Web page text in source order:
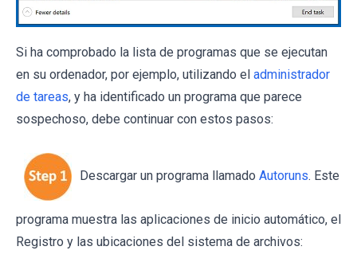
Si ha comprobado la lista de programas que se ejecutan
en su ordenador, por ejemplo, utilizando el administrador
de tareas, y ha identificado un programa que parece
sospechoso, debe continuar con estos pasos:
Descargar un programa llamado Autoruns. Este
programa muestra las aplicaciones de inicio automático, el
Registro y las ubicaciones del sistema de archivos: